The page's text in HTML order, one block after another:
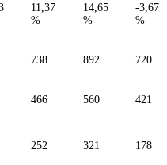
11,37
%
14,65
%
-3,67
%
738 892 720
466 560 421
252 321 178